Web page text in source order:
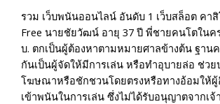
รวม เว็บพนันออนไลน์ อันดับ 1 เว็บสล็อต คา
Free นายชัยวัฒน์ อายุ 37 ปี พี่ชายคนโตในค
บ. ตกเป็นผู้ต้องหาตามหมายศาลข้างต้น ฐาน
กันเป็นผู้จัดให้มีการเล่น หรือทำอุบายล่อ ช่วย
โฆษณาหรือชักชวนโดยตรงหรือทางอ้อมให้ผู้
เข้าพนันในการเล่น ซึ่งไม่ได้รับอนุญาตจากเ